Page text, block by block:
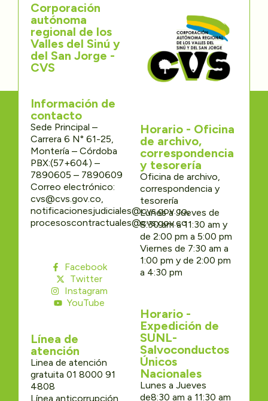
Trámites y Servicios
Contáctenos
Corporación
autónoma
regional de los
Valles del Sinú y
del San Jorge -
CVS
Información de
contacto
Sede Principal –
Carrera 6 N° 61-25,
Montería – Córdoba
PBX:(57+604) –
7890605 – 7890609
Correo electrónico:
cvs@cvs.gov.co,
notificacionesjudiciales@cvs.gov.co,
procesoscontractuales@cvs.gov.co
Facebook
Twitter
Instagram
YouTube
Línea de
atención
Linea de atención
gratuita 01 8000 91
4808
Línea anticorrupción
Horario - Oficina
de archivo,
correspondencia
y tesorería
Oficina de archivo,
correspondencia y
tesorería
Lunes a Jueves de
8:30 am a 11:30 am y
de 2:00 pm a 5:00 pm
Viernes de 7:30 am a
1:00 pm y de 2:00 pm
a 4:30 pm
Horario -
Expedición de
SUNL-
Salvoconductos
Únicos
Nacionales
Lunes a Jueves
de8:30 am a 11:30 am